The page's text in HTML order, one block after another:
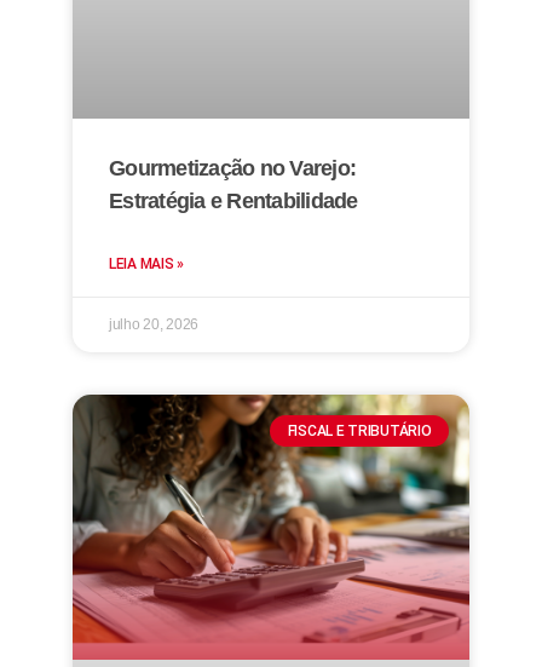
Gourmetização no Varejo:
Estratégia e Rentabilidade
LEIA MAIS »
julho 20, 2026
FISCAL E TRIBUTÁRIO